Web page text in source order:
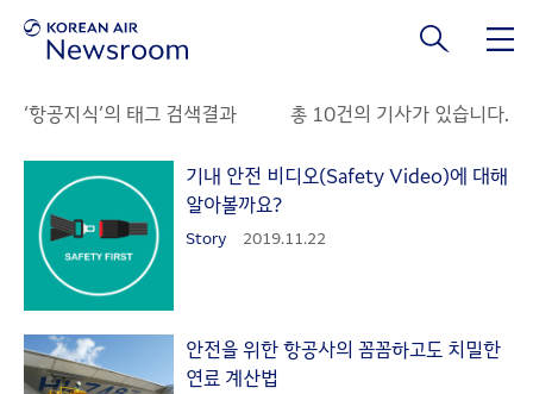
‘항공지식’의 태그 검색결과 총 10건의 기사가 있습니다.
기내 안전 비디오(Safety Video)에 대해
알아볼까요?
Story 2019.11.22
안전을 위한 항공사의 꼼꼼하고도 치밀한
연료 계산법